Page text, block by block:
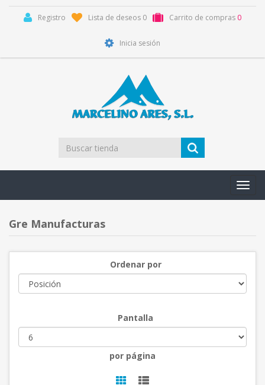
Registro Lista de deseos 0 Carrito de compras 0
Inicia sesión
Gre Manufacturas
Ordenar por
Pantalla
por página